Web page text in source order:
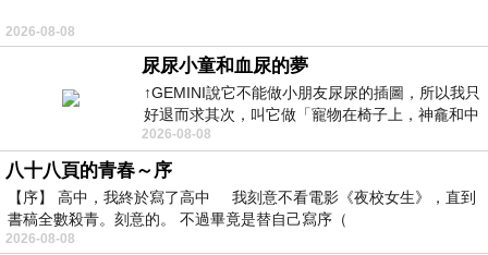
2026-08-08
尿尿小童和血尿的夢
↑GEMINI說它不能做小朋友尿尿的插圖，所以我只
好退而求其次，叫它做「寵物在椅子上，神龕和中
年人臉孔」的畫了。 六月底
2026-08-08
八十八頁的青春～序
【序】 高中，我終於寫了高中 我刻意不看電影《夜校女生》，直到
書稿全數殺青。刻意的。 不過畢竟是替自己寫序（
2026-08-08